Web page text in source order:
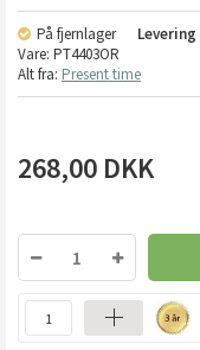
På fjernlager Levering
Vare: PT4403OR
Alt fra: Present time
268,00 DKK